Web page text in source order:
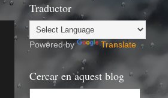
Traductor
Powered by Translate
Cercar en aquest blog